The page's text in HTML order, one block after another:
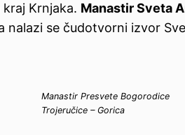
Krnjaka. Manastir Sveta
nalazi se čudotvorni izvor
Manastir Presvete Bogorodice
Trojeručice – Gorica